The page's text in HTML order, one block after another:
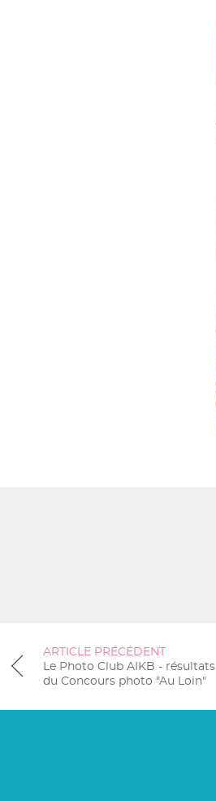
ARTICLE PRÉCÉDENT
Le Photo Club AIKB - résultats
du Concours photo "Au Loin"